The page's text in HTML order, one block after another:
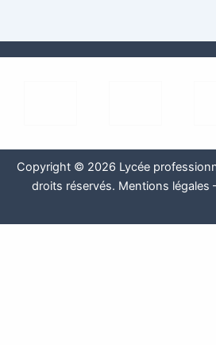
Copyright © 2026 Lycée
droits réservés. Mentions légales